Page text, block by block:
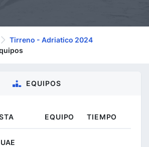
Tirreno - Adriatico 2024
EQUIPOS
EQUIPO TIEMPO
UAE